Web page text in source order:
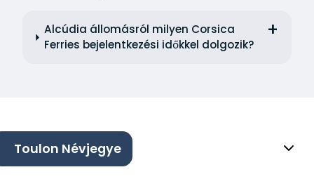
Alcúdia állomásról milyen Corsica
Ferries bejelentkezési időkkel dolgozik?
Toulon Névjegye